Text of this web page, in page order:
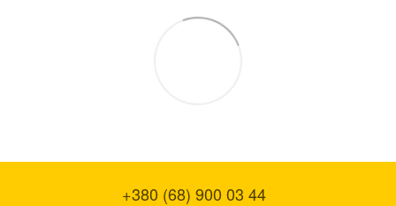
+380 (68) 900 03 44